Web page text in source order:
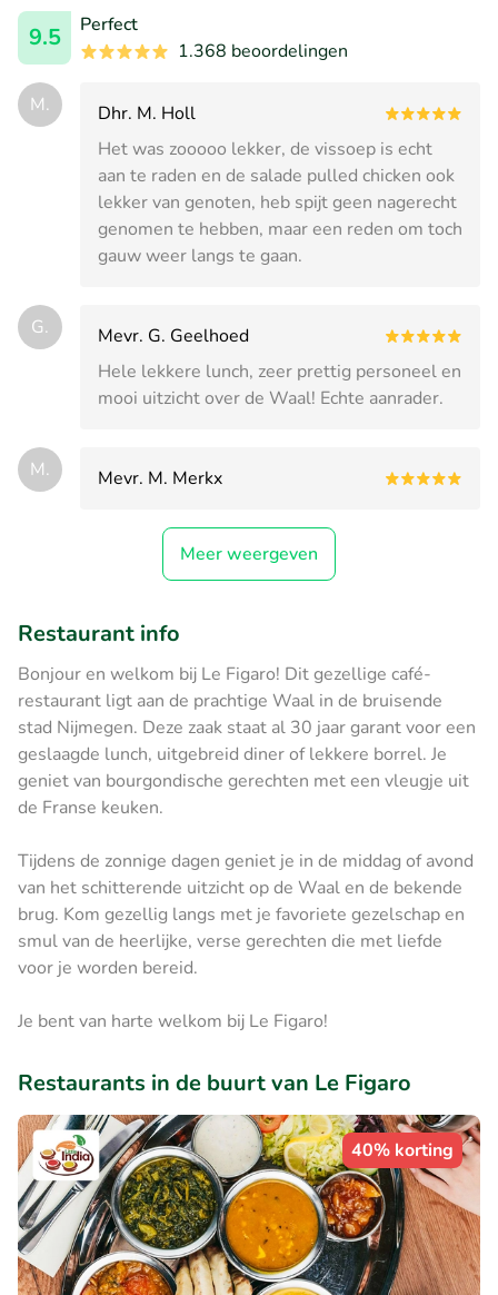
9.5
Perfect
1.368 beoordelingen
M.
Dhr. M. Holl
Het was zooooo lekker, de vissoep is echt
aan te raden en de salade pulled chicken ook
lekker van genoten, heb spijt geen nagerecht
genomen te hebben, maar een reden om toch
gauw weer langs te gaan.
G.
Mevr. G. Geelhoed
Hele lekkere lunch, zeer prettig personeel en
mooi uitzicht over de Waal! Echte aanrader.
M. Mevr. M. Merkx
Meer weergeven
Restaurant info
Bonjour en welkom bij Le Figaro! Dit gezellige café-
restaurant ligt aan de prachtige Waal in de bruisende
stad Nijmegen. Deze zaak staat al 30 jaar garant voor een
geslaagde lunch, uitgebreid diner of lekkere borrel. Je
geniet van bourgondische gerechten met een vleugje uit
de Franse keuken.
Tijdens de zonnige dagen geniet je in de middag of avond
van het schitterende uitzicht op de Waal en de bekende
brug. Kom gezellig langs met je favoriete gezelschap en
smul van de heerlijke, verse gerechten die met liefde
voor je worden bereid.
Je bent van harte welkom bij Le Figaro!
Restaurants in de buurt van Le Figaro
40% korting